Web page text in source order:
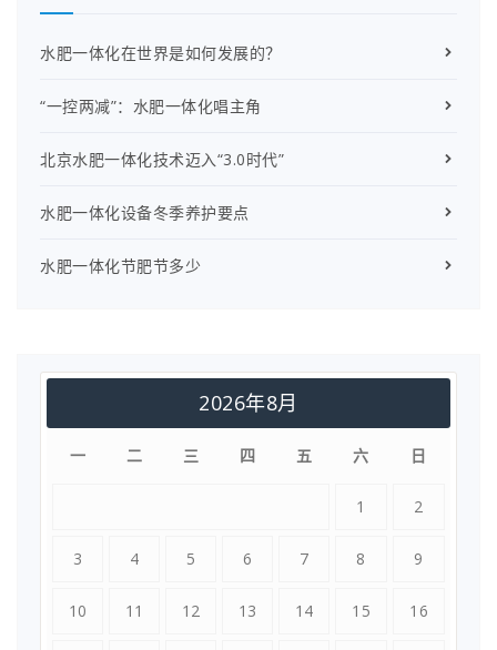
水肥一体化在世界是如何发展的？
“一控两减”：水肥一体化唱主角
北京水肥一体化技术迈入“3.0时代”
水肥一体化设备冬季养护要点
水肥一体化节肥节多少
2026年8月
一 二 三 四 五 六 日
1 2
3 4 5 6 7 8 9
10 11 12 13 14 15 16